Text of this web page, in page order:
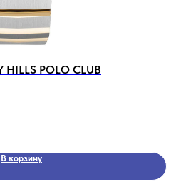
HILLS POLO CLUB
В корзину